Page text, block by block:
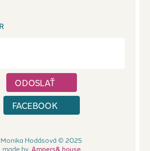
FACEBOOK
Monika Hodásová © 2025
made by Ampers& house